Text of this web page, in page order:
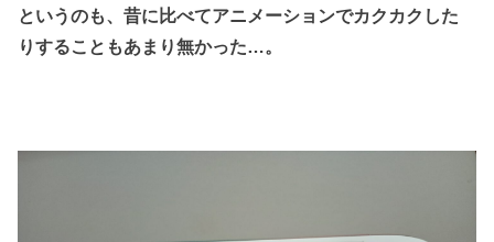
というのも、昔に比べてアニメーションでカクカクした
りすることもあまり無かった…。